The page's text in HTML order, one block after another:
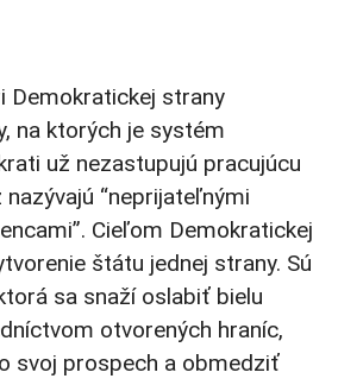
Demokratickej strany
na ktorých je systém
už nezastupujú pracujúcu
“neprijateľnými
Cieľom Demokratickej
štátu jednej strany. Sú
sa snaží oslabiť bielu
otvorených hraníc,
svoj prospech a obmedziť